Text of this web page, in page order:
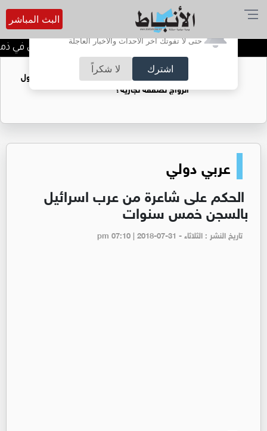
أترغب في تفعيل الإشعارات؟
حتى لا تفوتك آخر الأحداث والأخبار العاجلة
اشترك لا شكراً
البث المباشر
الحاجة خالدة محمود الكرمي في ذمة
فتيات يستغللنه لتحقيق مكاسب مادية.. هل تحول
الزواج لصفقة تجارية؟
عربي دولي
الحكم على شاعرة من عرب اسرائيل
بالسجن خمس سنوات
تاريخ النشر : الثلاثاء - pm 07:10 | 2018-07-31